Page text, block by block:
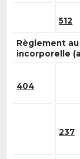
512
Règlement
incorporelle
404
237